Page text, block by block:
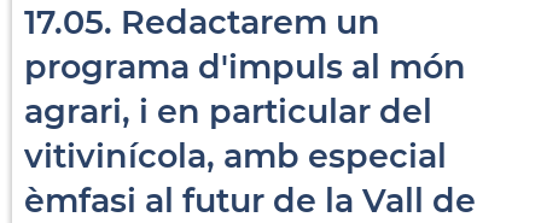
17.05. Redactarem un
programa d'impuls al món
agrari, i en particular del
vitivinícola, amb especial
èmfasi al futur de la Vall de